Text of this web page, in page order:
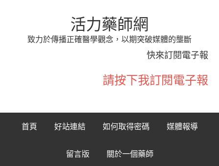
活力藥師網
致力於傳播正確醫學觀念，以期突破媒體的壟斷
快來訂閱電子報
請按下我訂閱電子報
首頁 好站連結 如何取得密碼 媒體報導
留言版 關於一個藥師